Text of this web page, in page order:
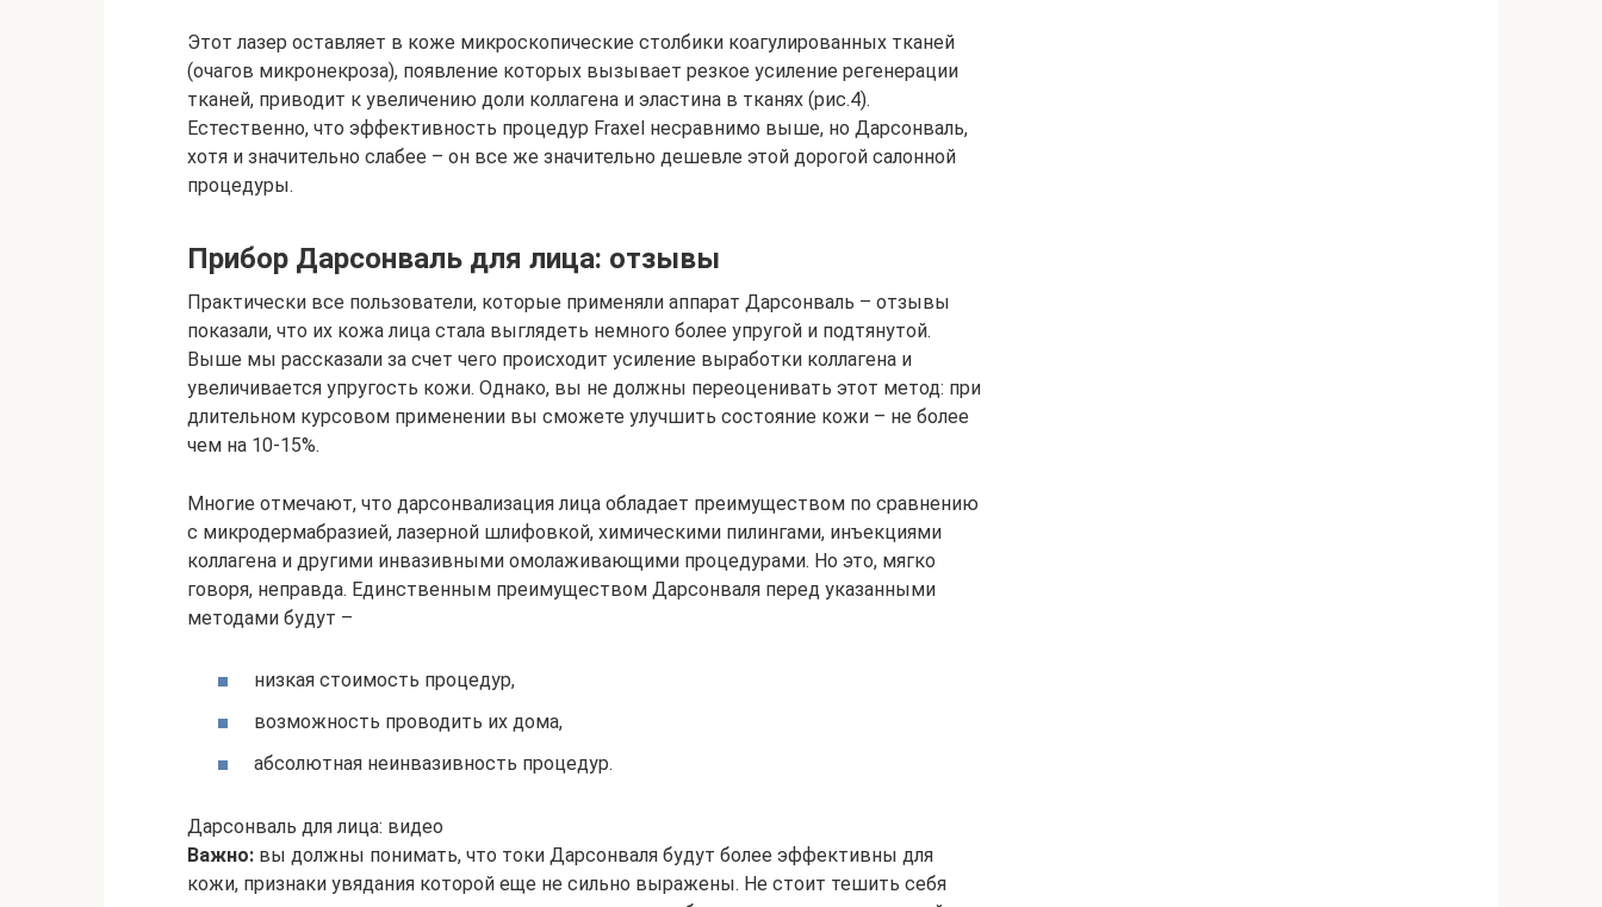
Этот лазер оставляет в коже микроскопические столбики коагулированных тканей
(очагов микронекроза), появление которых вызывает резкое усиление регенерации
тканей, приводит к увеличению доли коллагена и эластина в тканях (рис.4).
Естественно, что эффективность процедур Fraxel несравнимо выше, но Дарсонваль,
хотя и значительно слабее – он все же значительно дешевле этой дорогой салонной
процедуры.
Прибор Дарсонваль для лица: отзывы
Практически все пользователи, которые применяли аппарат Дарсонваль – отзывы
показали, что их кожа лица стала выглядеть немного более упругой и подтянутой.
Выше мы рассказали за счет чего происходит усиление выработки коллагена и
увеличивается упругость кожи. Однако, вы не должны переоценивать этот метод: при
длительном курсовом применении вы сможете улучшить состояние кожи – не более
чем на 10-15%.
Многие отмечают, что дарсонвализация лица обладает преимуществом по сравнению
с микродермабразией, лазерной шлифовкой, химическими пилингами, инъекциями
коллагена и другими инвазивными омолаживающими процедурами. Но это, мягко
говоря, неправда. Единственным преимуществом Дарсонваля перед указанными
методами будут –
низкая стоимость процедур,
возможность проводить их дома,
абсолютная неинвазивность процедур.
Дарсонваль для лица: видео
Важно: вы должны понимать, что токи Дарсонваля будут более эффективны для
кожи, признаки увядания которой еще не сильно выражены. Не стоит тешить себя